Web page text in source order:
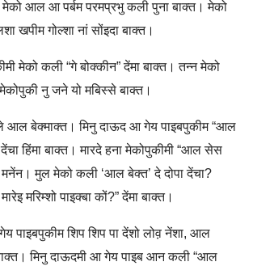
मेको आल आ पर्बम परमप्रभु कली पुना बाक्‍त। मेको
खपीम गोल्‍शा नां सोंइदा बाक्‍त।
मेको कली “गे बोक्‍कीन” देंमा बाक्‍त। तन्‍न मेको
नु जने यो मबिस्‍से बाक्‍त।
आल बेक्‍माक्‍त। मिनु दाऊद आ गेय पाइबपुकीम “आल
हिंमा बाक्‍त। मारदे हना मेकोपुकीमी “आल सेस
मनेंन। मुल मेको कली ‘आल बेक्‍त’ दे दोपा देंचा?
मरिम्‍शो पाइक्‍बा कों?” देंमा बाक्‍त।
पाइ‍बपुकीम शिप शिप पा देंशो लोव़ नेंशा, आल
मिनु दाऊदमी आ गेय पाइब आन कली “आल